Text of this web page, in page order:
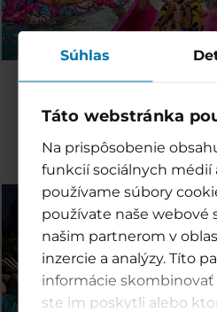
Súhlas
Táto webstránka
Na prispôsobenie
funkcií sociálnych médií
používame súbory
používate naše webové
našim partnerom v
inzercie a analýzy. Títo
informácie
ste im poskytli alebo
Objevte
Bešeňová (SK)